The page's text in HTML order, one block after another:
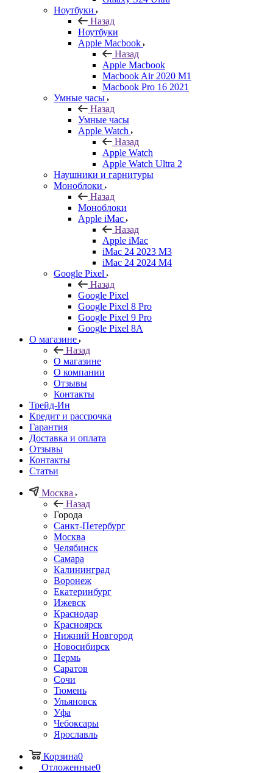
Ноутбуки
Назад
Ноутбуки
Apple Macbook
Назад
Apple Macbook
Macbook Air 2020 M1
Macbook Pro 16 2021
Умные часы
Назад
Умные часы
Apple Watch
Назад
Apple Watch
Apple Watch Ultra 2
Наушники и гарнитуры
Моноблоки
Назад
Моноблоки
Apple iMac
Назад
Apple iMac
iMac 24 2023 M3
iMac 24 2024 M4
Google Pixel
Назад
Google Pixel
Google Pixel 8 Pro
Google Pixel 9 Pro
Google Pixel 8A
О магазине
Назад
О магазине
О компании
Отзывы
Контакты
Трейд-Ин
Кредит и рассрочка
Гарантия
Доставка и оплата
Отзывы
Контакты
Статьи
Москва
Назад
Города
Санкт-Петербург
Москва
Челябинск
Самара
Калининград
Воронеж
Екатеринбург
Ижевск
Краснодар
Красноярск
Нижний Новгород
Новосибирск
Пермь
Саратов
Сочи
Тюмень
Ульяновск
Уфа
Чебоксары
Ярославль
Корзина0
Отложенные0